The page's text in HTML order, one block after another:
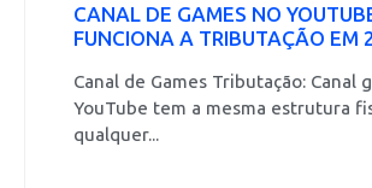
CANAL DE GAMES NO
FUNCIONA A TRIBUTAÇÃO EM
Canal de Games Tributação: Canal
YouTube tem a mesma estrutura
qualquer...